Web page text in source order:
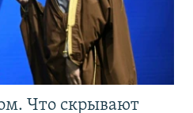
Что скрывают